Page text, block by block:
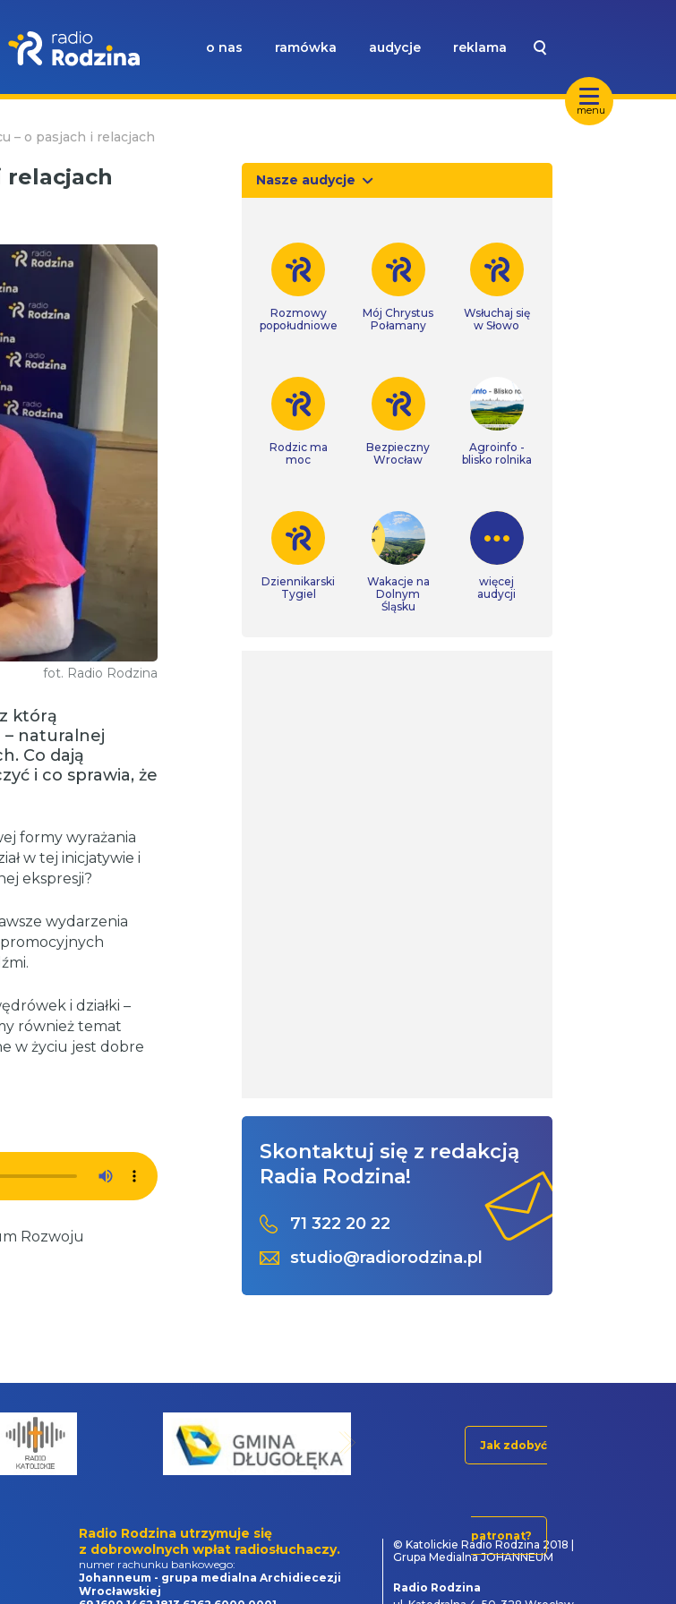
menu
o nas ramówka audycje reklama
– o pasjach i relacjach
relacjach
fot. Radio Rodzina
którą
naturalnej
Co dają
i co sprawia, że
formy wyrażania
w tej inicjatywie i
ekspresji?
wydarzenia
i działki –
również temat
w życiu jest dobre
Rozwoju
Nasze audycje
Rozmowy
popołudniowe
Mój Chrystus
Połamany
Wsłuchaj się
w Słowo
Rodzic ma
moc
Bezpieczny
Wrocław
Agroinfo -
blisko rolnika
Dziennikarski
Tygiel
Wakacje na
Dolnym
Śląsku
więcej
audycji
Skontaktuj się z redakcją
Radia Rodzina!
71 322 20 22
studio@radiorodzina.pl
Jak zdobyć
patronat?
Radio Rodzina utrzymuje się
z dobrowolnych wpłat radiosłuchaczy.
numer rachunku bankowego:
Johanneum - grupa medialna Archidiecezji
Wrocławskiej
© Katolickie Radio Rodzina 2018 |
Grupa Medialna JOHANNEUM
Radio Rodzina